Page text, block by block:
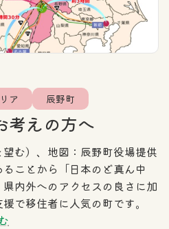
全域
エリア
エリア
ア 辰野町
考えの方へ
む）、地図：辰野町役場提供
ことから「日本のど真ん中
内外へのアクセスの良さに加
で移住者に人気の町です。